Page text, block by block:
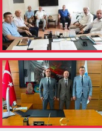
Yemek
Yerel Haberler